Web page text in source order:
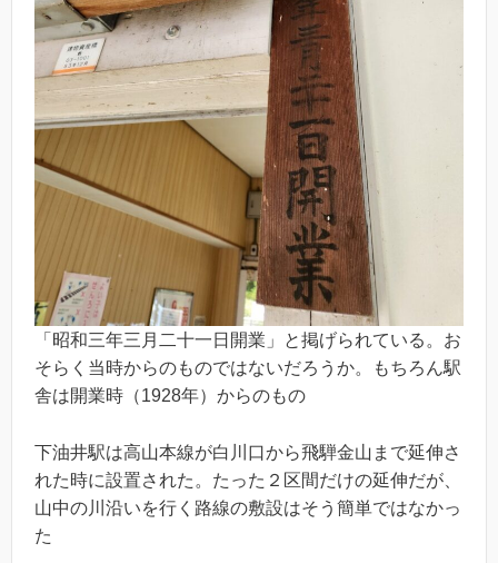
「昭和三年三月二十一日開業」と掲げられている。お
そらく当時からのものではないだろうか。もちろん駅
舎は開業時（1928年）からのもの
下油井駅は高山本線が白川口から飛騨金山まで延伸さ
れた時に設置された。たった２区間だけの延伸だが、
山中の川沿いを行く路線の敷設はそう簡単ではなかっ
た